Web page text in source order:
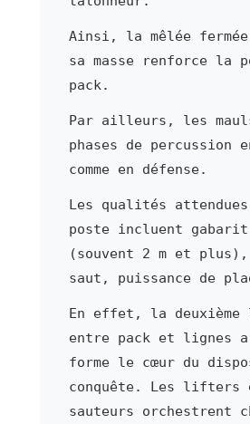
Ainsi, la mêlée
sa masse renforce la
pack.
Par ailleurs, les
phases de percussion
comme en défense.
Les qualités
poste incluent
(souvent 2 m et
saut, puissance de
En effet, la deuxième
entre pack et lignes
forme le cœur du
conquête. Les lifters
sauteurs orchestrent